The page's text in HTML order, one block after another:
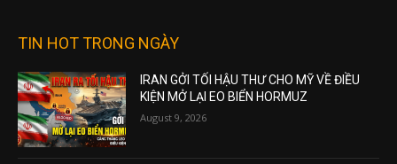
TIN HOT TRONG NGÀY
IRAN GỞI TỐI HẬU THƯ CHO MỸ VỀ ĐIỀU
KIỆN MỞ LẠI EO BIỂN HORMUZ
August 9, 2026